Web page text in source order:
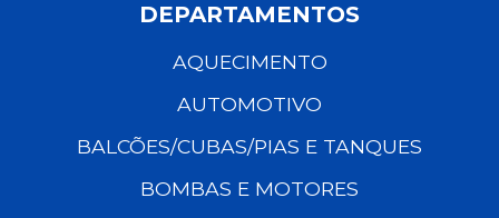
DEPARTAMENTOS
AQUECIMENTO
AUTOMOTIVO
BALCÕES/CUBAS/PIAS E TANQUES
BOMBAS E MOTORES